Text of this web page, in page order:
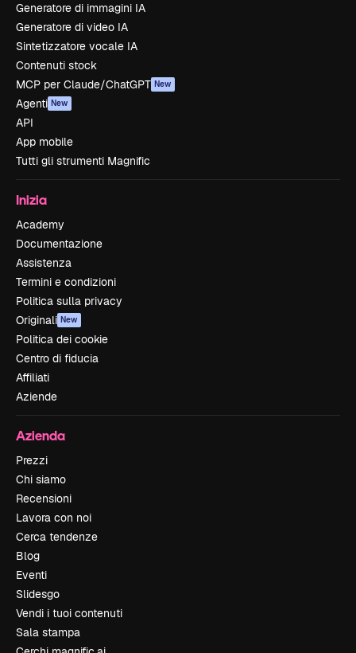
Generatore di immagini IA
Generatore di video IA
Sintetizzatore vocale IA
Contenuti stock
MCP per Claude/ChatGPT New
Agenti New
API
App mobile
Tutti gli strumenti Magnific
Inizia
Academy
Documentazione
Assistenza
Termini e condizioni
Politica sulla privacy
Originali New
Politica dei cookie
Centro di fiducia
Affiliati
Aziende
Azienda
Prezzi
Chi siamo
Recensioni
Lavora con noi
Cerca tendenze
Blog
Eventi
Slidesgo
Vendi i tuoi contenuti
Sala stampa